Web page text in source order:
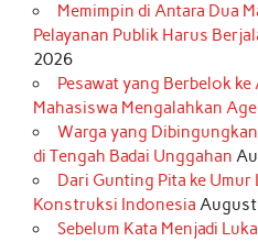
Memimpin di Antara Dua
Pelayanan Publik Harus
2026
Pesawat yang Berbelok
Mahasiswa Mengalahkan
Warga yang
di Tengah Badai Unggahan
Dari Gunting Pita ke Umur
Konstruksi Indonesia
Sebelum Kata Menjadi